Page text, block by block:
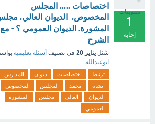
تصويتات
1
إجابة
اختصاصات ..... المجلس
المخصوص. الديوان العالي.
المشورة. الديوان العمومي ؟ - مع
الشرح
سُئل يناير 20 في تصنيف أسئلة تعليمية
ابوعبدالله
ترتبط اختصاصات ديوان
المدارس
انشاه
محمد المجلس
المخصوص
الديوان
العالي مجلس
المشورة
العمومي